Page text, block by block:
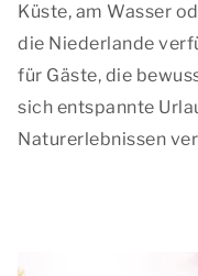
Küste, am Wasser
die Niederlande
für Gäste, die
sich entspannte
Naturerlebnissen